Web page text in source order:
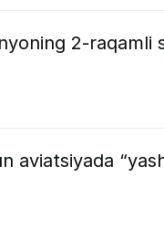
2-raqamli
aviatsiyada